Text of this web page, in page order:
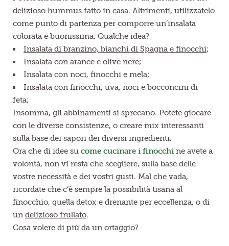
delizioso hummus fatto in casa. Altrimenti, utilizzatelo
come punto di partenza per comporre un’insalata
colorata e buonissima. Qualche idea?
Insalata di branzino, bianchi di Spagna e finocchi;
Insalata con arance e olive nere;
Insalata con noci, finocchi e mela;
Insalata con finocchi, uva, noci e bocconcini di
feta;
Insomma, gli abbinamenti si sprecano. Potete giocare
con le diverse consistenze, o creare mix interessanti
sulla base dei sapori dei diversi ingredienti.
Ora che di idee su come cucinare i finocchi ne avete a
volontà, non vi resta che scegliere, sulla base delle
vostre necessità e dei vostri gusti. Mal che vada,
ricordate che c’è sempre la possibilità tisana al
finocchio, quella detox e drenante per eccellenza, o di
un delizioso frullato.
Cosa volere di più da un ortaggio?